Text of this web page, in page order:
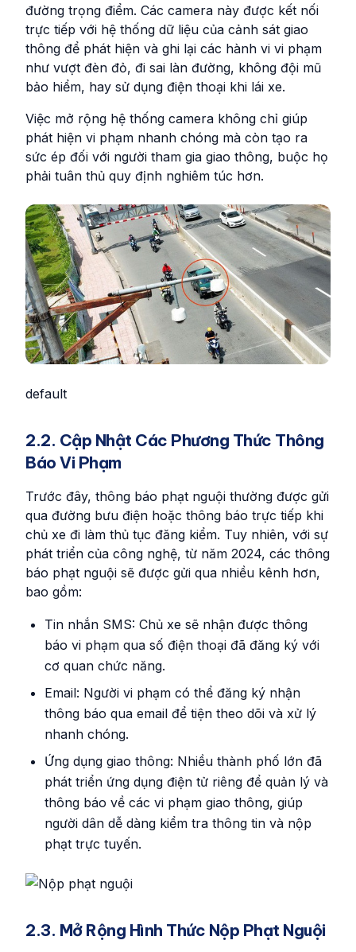
đường trọng điểm. Các camera này được kết nối
trực tiếp với hệ thống dữ liệu của cảnh sát giao
thông để phát hiện và ghi lại các hành vi vi phạm
như vượt đèn đỏ, đi sai làn đường, không đội mũ
bảo hiểm, hay sử dụng điện thoại khi lái xe.
Việc mở rộng hệ thống camera không chỉ giúp
phát hiện vi phạm nhanh chóng mà còn tạo ra
sức ép đối với người tham gia giao thông, buộc họ
phải tuân thủ quy định nghiêm túc hơn.
default
2.2. Cập Nhật Các Phương Thức Thông
Báo Vi Phạm
Trước đây, thông báo phạt nguội thường được gửi
qua đường bưu điện hoặc thông báo trực tiếp khi
chủ xe đi làm thủ tục đăng kiểm. Tuy nhiên, với sự
phát triển của công nghệ, từ năm 2024, các thông
báo phạt nguội sẽ được gửi qua nhiều kênh hơn,
bao gồm:
Tin nhắn SMS: Chủ xe sẽ nhận được thông
báo vi phạm qua số điện thoại đã đăng ký với
cơ quan chức năng.
Email: Người vi phạm có thể đăng ký nhận
thông báo qua email để tiện theo dõi và xử lý
nhanh chóng.
Ứng dụng giao thông: Nhiều thành phố lớn đã
phát triển ứng dụng điện tử riêng để quản lý và
thông báo về các vi phạm giao thông, giúp
người dân dễ dàng kiểm tra thông tin và nộp
phạt trực tuyến.
2.3. Mở Rộng Hình Thức Nộp Phạt Nguội